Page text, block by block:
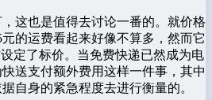
这也是值得去讨论一番的。就价格
的运费看起来好像不算多，然而它
定了标价。当免费快递已然成为电
送支付额外费用这样一件事，其中
自身的紧急程度去进行衡量的。